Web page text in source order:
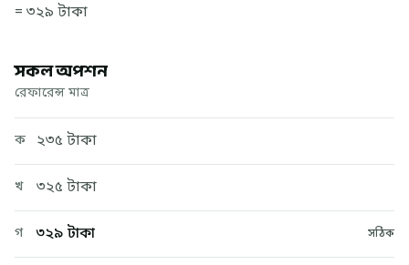
= ৩২৯ টাকা
সকল অপশন
রেফারেন্স মাত্র
ক ২৩৫ টাকা
খ ৩২৫ টাকা
গ ৩২৯ টাকা সঠিক